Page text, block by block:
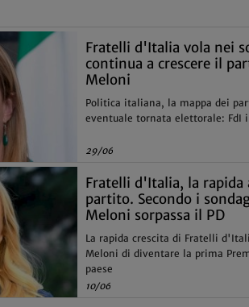
Fratelli d'Italia vola nei
continua a crescere il
Meloni
Politica italiana, la mappa dei
eventuale tornata elettorale: FdI
29/06
Fratelli d'Italia, la rapida
partito. Secondo i
Meloni sorpassa il PD
La rapida crescita di Fratelli
Meloni di diventare la prima
paese
10/06